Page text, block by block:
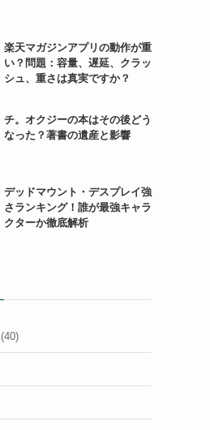
楽天マガジンアプリの動作が重
い？問題：容量、遅延、クラッ
シュ、重さは真実ですか？
チ。オクジーの本はその後どう
なった？著書の遺産と影響
デッドマウント・デスプレイ強
さランキング！誰が最強キャラ
クターか徹底解析
(40)